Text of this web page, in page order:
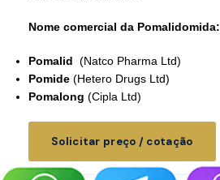
Nome comercial da Pomalidomida:
Pomalid (Natco Pharma Ltd)
Pomide (Hetero Drugs Ltd)
Pomalong (Cipla Ltd)
Solicitar preço / cotação